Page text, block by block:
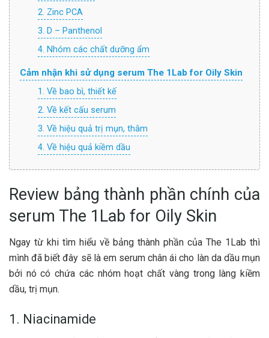
2. Zinc PCA
3. D – Panthenol
4. Nhóm các chất dưỡng ẩm
Cảm nhận khi sử dụng serum The 1Lab for Oily Skin
1. Về bao bì, thiết kế
2. Về kết cấu serum
3. Về hiệu quả trị mụn, thâm
4. Về hiệu quả kiềm dầu
Review bảng thành phần chính của
serum The 1Lab for Oily Skin
Ngay từ khi tìm hiểu về bảng thành phần của The 1Lab thì
mình đã biết đây sẽ là em serum chân ái cho làn da dầu mụn
bởi nó có chứa các nhóm hoạt chất vàng trong làng kiềm
dầu, trị mụn.
1. Niacinamide